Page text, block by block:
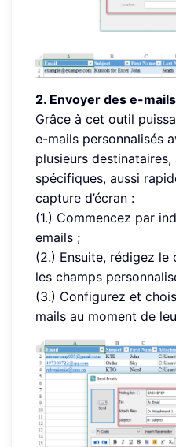
2. Envoyer des e-
Grâce à cet outil
e-mails personnalisés
plusieurs
spécifiques, aussi
capture d’écran :
(1.) Commencez par
emails ;
(2.) Ensuite, rédigez le
les champs
(3.) Configurez et
mails au moment de